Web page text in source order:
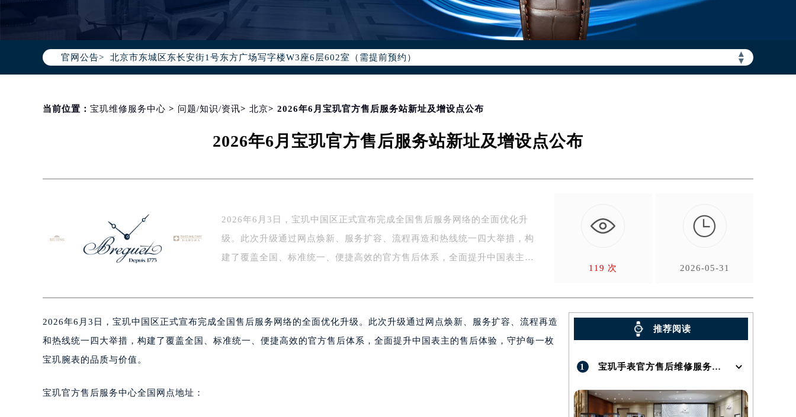
官网公告> ▲
▼
2026年8月宝玑售后服务中心最新网点地址：
北京市朝阳区建国门外大街甲6号华熙国际中心写字楼D座11层1102室（北京总部）（需提前预约）
天津市和平区赤峰道136号天津国际金融中心写字楼26层2603室（需提前预约）
上海市徐汇区虹桥路3号港汇中心写字楼2座37层3705室（需提前预约）
南京市秦淮区中山南路1号（新街口）南京中心写字楼22层C1-1室（需提前预约）
徐州市鼓楼区淮海东路29号苏宁广场IFC国际金融中心写字楼35层3508室（需提前预约）
杭州市上城区钱江路1366号华润大厦写字楼A座5层503-5室（需提前预约）
金华市金东区东市南街777号金华万达广场写字楼4号楼22层2209室（需提前预约）
绍兴市越城区胜利东路379号世茂天际中心写字楼8层805室（需提前预约）
广州市天河区天河路230号万菱汇国际中心写字楼A塔7层704室（需提前预约）
广州市越秀区环市东路371-375号世界贸易中心大厦南塔写字楼15层07室（需提前预约）
深圳市罗湖区深南东路5001号华润大厦写字楼17层1701室（需提前预约）
厦门市思明区湖滨东路95号华润大厦写字楼B座11层1104室（需提前预约）
当前位置： 宝玑维修服务中心 > 问题/知识/资讯> 北京> 2026年6月宝玑官方售后服务站新址及增设点公布
2026年6月宝玑官方售后服务站新址及增设点公布
2026年6月3日，宝玑中国区正式宣布完成全国售后服务网络的全面优化升
级。此次升级通过网点焕新、服务扩容、流程再造和热线统一四大举措，构
建了覆盖全国、标准统一、便捷高效的官方售后体系，全面提升中国表主的
119 次

2026-05-31
2026年6月3日，宝玑中国区正式宣布完成全国售后服务网络的全面优化升级。此次升级通过网点焕新、服务扩容、流程再造
和热线统一四大举措，构建了覆盖全国、标准统一、便捷高效的官方售后体系，全面提升中国表主的售后体验，守护每一枚
宝玑腕表的品质与价值。
宝玑官方售后服务中心全国网点地址：
推荐阅读
1 宝玑手表官方售后维修服务点地址在哪呢？